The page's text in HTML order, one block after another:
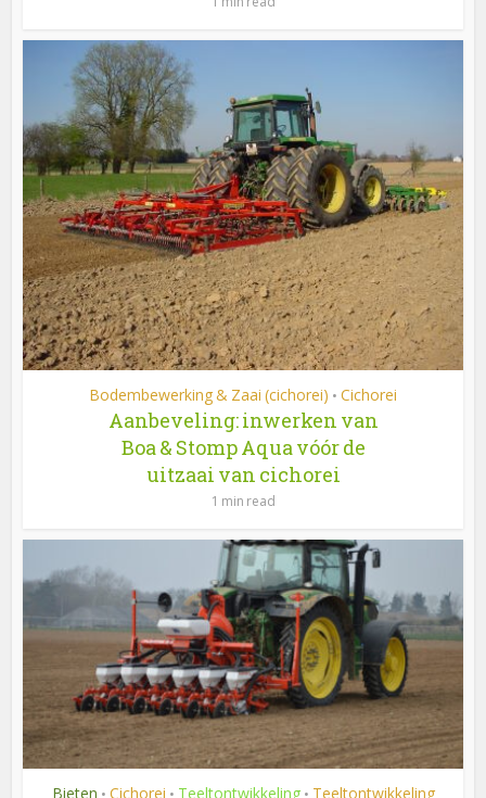
Bodembewerking & Zaai (cichorei) • Cichorei
Aanbeveling: inwerken van
Boa & Stomp Aqua vóór de
uitzaai van cichorei
1 min read
Bieten • Cichorei • Teeltontwikkeling • Teeltontwikkeling